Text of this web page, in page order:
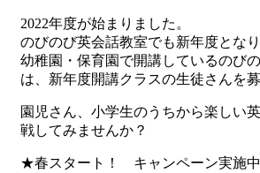
2022年度が始まりました。
のびのび英会話教室でも新年度となり
幼稚園・保育園で開講しているのび
は、新年度開講クラスの生徒さんを
園児さん、小学生のうちから楽しい
戦してみませんか？
★春スタート！ キャンペーン実施